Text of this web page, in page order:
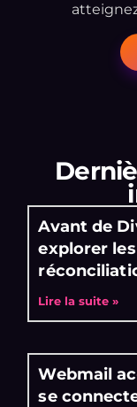
Avant de
explorer
Lire la suite »
Webmail
se